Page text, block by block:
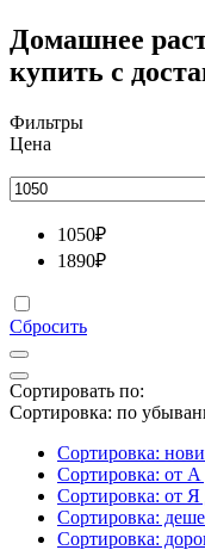
Домашнее
купить с
Фильтры
Цена
1050₽
1890₽
Сбросить
Сортировать по:
Сортировка: по
Сортировка:
Сортировка: от
Сортировка: от Я
Сортировка:
Сортировка: